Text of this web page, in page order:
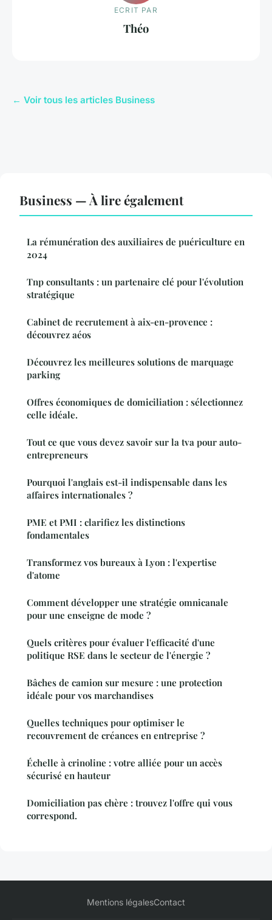
ECRIT PAR
Théo
← Voir tous les articles Business
Business — À lire également
La rémunération des auxiliaires de puériculture en
2024
Tnp consultants : un partenaire clé pour l'évolution
stratégique
Cabinet de recrutement à aix-en-provence :
découvrez aéos
Découvrez les meilleures solutions de marquage
parking
Offres économiques de domiciliation : sélectionnez
celle idéale.
Tout ce que vous devez savoir sur la tva pour auto-
entrepreneurs
Pourquoi l'anglais est-il indispensable dans les
affaires internationales ?
PME et PMI : clarifiez les distinctions
fondamentales
Transformez vos bureaux à Lyon : l'expertise
d'atome
Comment développer une stratégie omnicanale
pour une enseigne de mode ?
Quels critères pour évaluer l'efficacité d'une
politique RSE dans le secteur de l'énergie ?
Bâches de camion sur mesure : une protection
idéale pour vos marchandises
Quelles techniques pour optimiser le
recouvrement de créances en entreprise ?
Échelle à crinoline : votre alliée pour un accès
sécurisé en hauteur
Domiciliation pas chère : trouvez l'offre qui vous
correspond.
Mentions légalesContact